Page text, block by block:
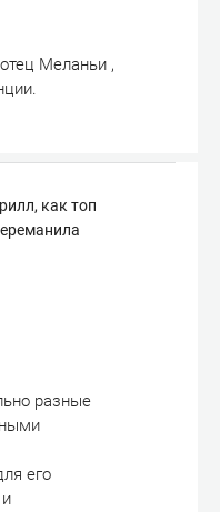
Меланьи ,
как топ
разные
его